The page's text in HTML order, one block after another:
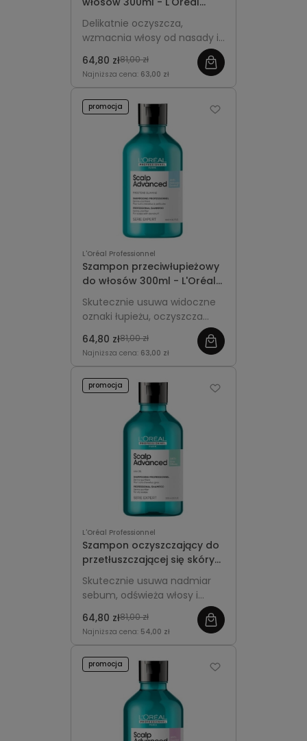
codziennego stosowania i
może być stosowany przez
osoby z problemami
skórnymi, takimi jak łupież czy
przetłuszczanie się skóry
głowy.
Professionnel Serioxyl
Advanced
Delikatnie oczyszcza,
wzmacnia włosy od nasady i
wspierając efekt gęstszej i
pełniejszej fryzury.
64,80 zł81,00 zł
Najniższa cena: 63,00 zł
L'Oréal Professionnel
Szampon przeciwłupieżowy
do włosów 300ml - L'Oréal
Professionnel Scalp
Advanced Anti-Dandruff
Skutecznie usuwa widoczne
oznaki łupieżu, oczyszcza
skórę głowy i przywraca jej
komfort oraz równowagę.
64,80 zł81,00 zł
Najniższa cena: 63,00 zł
promocja
L'Oréal Professionnel
Szampon oczyszczający do
przetłuszczającej się skóry
głowy 300ml - L'Oréal
Professionnel Scalp
Advanced Anti-Oiliness
Skutecznie usuwa nadmiar
sebum, odświeża włosy i
przywraca równowagę skórze
głowy podatnej na
przetłuszczanie.
64,80 zł81,00 zł
Najniższa cena: 54,00 zł
promocja
promocja